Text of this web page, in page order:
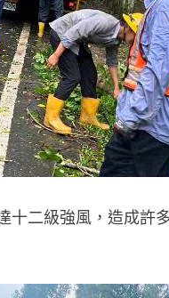
十二級強風，造成許